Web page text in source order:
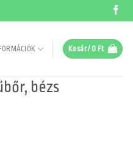
Kosár / 0 Ft
bézs